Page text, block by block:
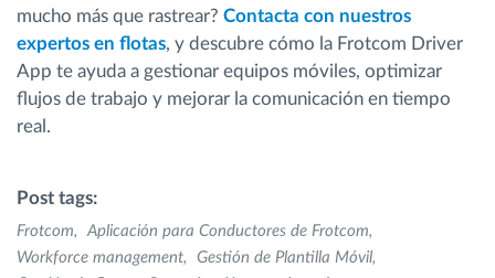
mucho más que rastrear? Contacta con nuestros
expertos en flotas, y descubre cómo la Frotcom Driver
App te ayuda a gestionar equipos móviles, optimizar
flujos de trabajo y mejorar la comunicación en tiempo
real.
Post tags:
Frotcom
Aplicación para Conductores de Frotcom
Workforce management
Gestión de Plantilla Móvil